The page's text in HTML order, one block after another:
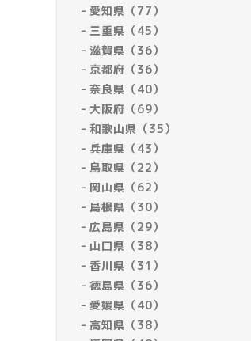
愛知県（77）
三重県（45）
滋賀県（36）
京都府（36）
奈良県（40）
大阪府（69）
和歌山県（35）
兵庫県（43）
鳥取県（22）
岡山県（62）
島根県（30）
広島県（29）
山口県（38）
香川県（31）
徳島県（36）
愛媛県（40）
高知県（38）